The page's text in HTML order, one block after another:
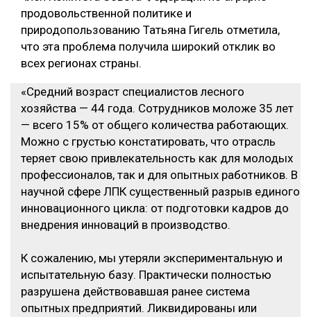
продовольственной политике и
природопользованию Татьяна Гигель отметила,
что эта проблема получила широкий отклик во
всех регионах страны.
«Средний возраст специалистов лесного
хозяйства — 44 года. Сотрудников моложе 35 лет
— всего 15% от общего количества работающих.
Можно с грустью констатировать, что отрасль
теряет свою привлекательность как для молодых
профессионалов, так и для опытных работников. В
научной сфере ЛПК существенный разрыв единого
инновационного цикла: от подготовки кадров до
внедрения инноваций в производство.
К сожалению, мы утеряли экспериментальную и
испытательную базу. Практически полностью
разрушена действовавшая ранее система
опытных предприятий. Ликвидированы или